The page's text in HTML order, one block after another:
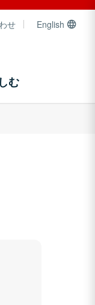
せ English
む